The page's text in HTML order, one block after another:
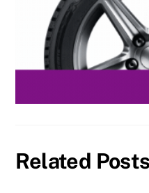
Related Posts